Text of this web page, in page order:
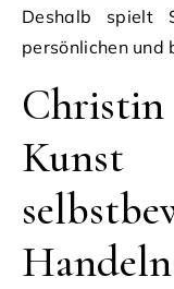
Deshalb spielt
persönlichen und